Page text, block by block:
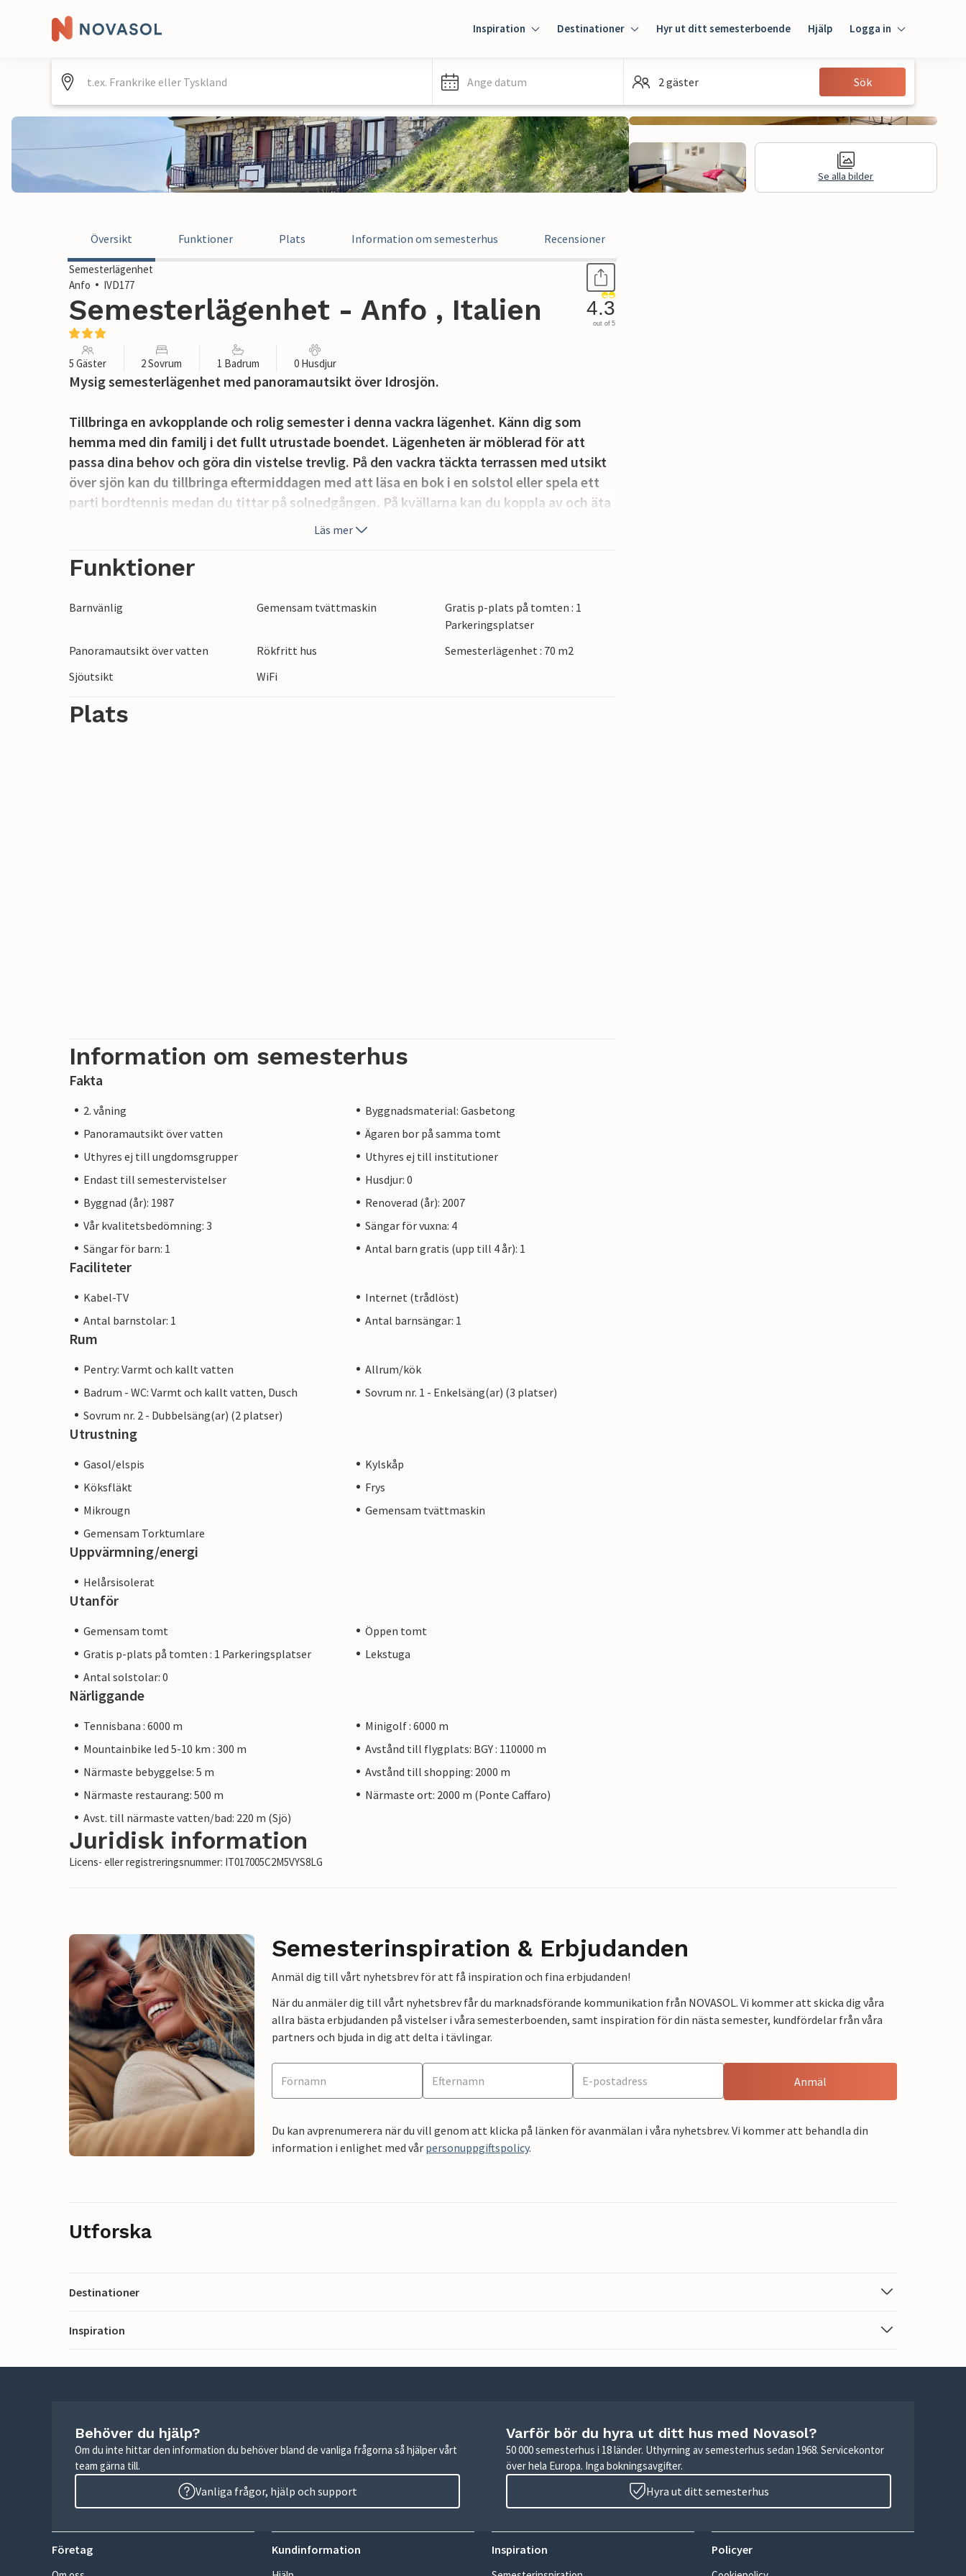
Inspiration Destinationer Hyr ut ditt semesterboende Hjälp Logga in
Gäst
Ange datum 2 gäster Sök
Se alla bilder
Översikt Funktioner Plats Information om semesterhus Recensioner
Semesterlägenhet
Anfo
IVD177
Semesterlägenhet - Anfo , Italien 4.3
out of 5
5 Gäster 2 Sovrum 1 Badrum 0 Husdjur
Mysig semesterlägenhet med panoramautsikt över Idrosjön.
Tillbringa en avkopplande och rolig semester i denna vackra lägenhet. Känn dig som
hemma med din familj i det fullt utrustade boendet. Lägenheten är möblerad för att
passa dina behov och göra din vistelse trevlig. På den vackra täckta terrassen med utsikt
över sjön kan du tillbringa eftermiddagen med att läsa en bok i en solstol eller spela ett
parti bordtennis medan du tittar på solnedgången. På kvällarna kan du koppla av och äta
direkt på terrassen med utsikt över sjön och njuta av sommarkvällarnas bris.
cykelvägen till Madonna di Campiglio eller sola på den utrustade stranden, bara 2 km
bort, där det också finns möjlighet till kitesurfing. Området inbjuder också till vackra
promenader och trevliga, avkopplande dagar.
Välkommen till Anfo!
Läs mer
Funktioner
Barnvänlig Gemensam tvättmaskin
Gratis p-plats på tomten : 1
Parkeringsplatser
Panoramautsikt över vatten
Rökfritt hus
Semesterlägenhet : 70 m2
Sjöutsikt
WiFi
Plats
Information om semesterhus
Fakta
2. våning
Byggnadsmaterial: Gasbetong
Panoramautsikt över vatten
Ägaren bor på samma tomt
Uthyres ej till ungdomsgrupper
Uthyres ej till institutioner
Endast till semestervistelser
Husdjur: 0
Byggnad (år): 1987
Renoverad (år): 2007
Vår kvalitetsbedömning: 3
Sängar för vuxna: 4
Sängar för barn: 1
Antal barn gratis (upp till 4 år): 1
Faciliteter
Kabel-TV
Internet (trådlöst)
Antal barnstolar: 1
Antal barnsängar: 1
Rum
Pentry: Varmt och kallt vatten
Allrum/kök
Badrum - WC: Varmt och kallt vatten, Dusch
Sovrum nr. 1 - Enkelsäng(ar) (3 platser)
Sovrum nr. 2 - Dubbelsäng(ar) (2 platser)
Utrustning
Gasol/elspis
Kylskåp
Köksfläkt
Frys
Mikrougn
Gemensam tvättmaskin
Gemensam Torktumlare
Uppvärmning/energi
Helårsisolerat
Utanför
Gemensam tomt
Öppen tomt
Gratis p-plats på tomten : 1 Parkeringsplatser
Lekstuga
Antal solstolar: 0
Närliggande
Tennisbana : 6000 m
Minigolf : 6000 m
Mountainbike led 5-10 km : 300 m
Avstånd till flygplats: BGY : 110000 m
Närmaste bebyggelse: 5 m
Avstånd till shopping: 2000 m
Närmaste restaurang: 500 m
Närmaste ort: 2000 m (Ponte Caffaro)
Avst. till närmaste vatten/bad: 220 m (Sjö)
Juridisk information
Licens- eller registreringsnummer: IT017005C2M5VYS8LG
Semesterinspiration & Erbjudanden
Anmäl dig till vårt nyhetsbrev för att få inspiration och fina erbjudanden!
När du anmäler dig till vårt nyhetsbrev får du marknadsförande kommunikation från NOVASOL. Vi kommer att skicka dig våra
allra bästa erbjudanden på vistelser i våra semesterboenden, samt inspiration för din nästa semester, kundfördelar från våra
partners och bjuda in dig att delta i tävlingar.
Anmäl
Du kan avprenumerera när du vill genom att klicka på länken för avanmälan i våra nyhetsbrev. Vi kommer att behandla din
information i enlighet med vår personuppgiftspolicy.
Utforska
Destinationer
Inspiration
Behöver du hjälp?
Om du inte hittar den information du behöver bland de vanliga frågorna så hjälper vårt
team gärna till.
Vanliga frågor, hjälp och support
Varför bör du hyra ut ditt hus med Novasol?
50 000 semesterhus i 18 länder. Uthyrning av semesterhus sedan 1968. Servicekontor
över hela Europa. Inga bokningsavgifter.
Hyra ut ditt semesterhus
Företag Kundinformation Inspiration Policyer